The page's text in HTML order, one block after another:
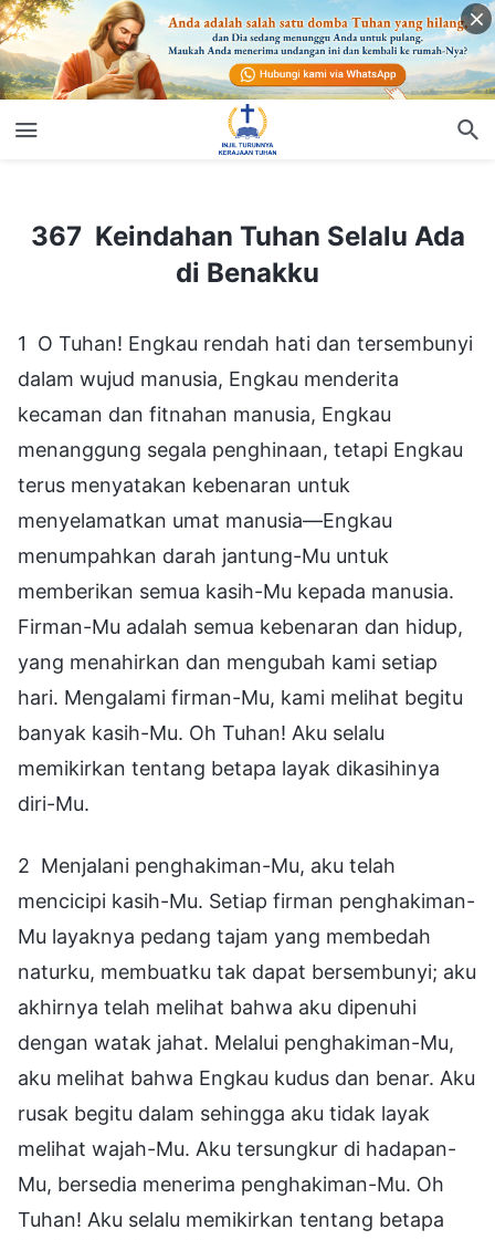
367 Keindahan Tuhan Selalu Ada di Benakku
367 Keindahan Tuhan Selalu Ada
di Benakku
1 O Tuhan! Engkau rendah hati dan tersembunyi
dalam wujud manusia, Engkau menderita
kecaman dan fitnahan manusia, Engkau
menanggung segala penghinaan, tetapi Engkau
terus menyatakan kebenaran untuk
menyelamatkan umat manusia—Engkau
menumpahkan darah jantung-Mu untuk
memberikan semua kasih-Mu kepada manusia.
Firman-Mu adalah semua kebenaran dan hidup,
yang menahirkan dan mengubah kami setiap
hari. Mengalami firman-Mu, kami melihat begitu
banyak kasih-Mu. Oh Tuhan! Aku selalu
memikirkan tentang betapa layak dikasihinya
diri-Mu.
2 Menjalani penghakiman-Mu, aku telah
mencicipi kasih-Mu. Setiap firman penghakiman-
Mu layaknya pedang tajam yang membedah
naturku, membuatku tak dapat bersembunyi; aku
akhirnya telah melihat bahwa aku dipenuhi
dengan watak jahat. Melalui penghakiman-Mu,
aku melihat bahwa Engkau kudus dan benar. Aku
rusak begitu dalam sehingga aku tidak layak
melihat wajah-Mu. Aku tersungkur di hadapan-
Mu, bersedia menerima penghakiman-Mu. Oh
Tuhan! Aku selalu memikirkan tentang betapa